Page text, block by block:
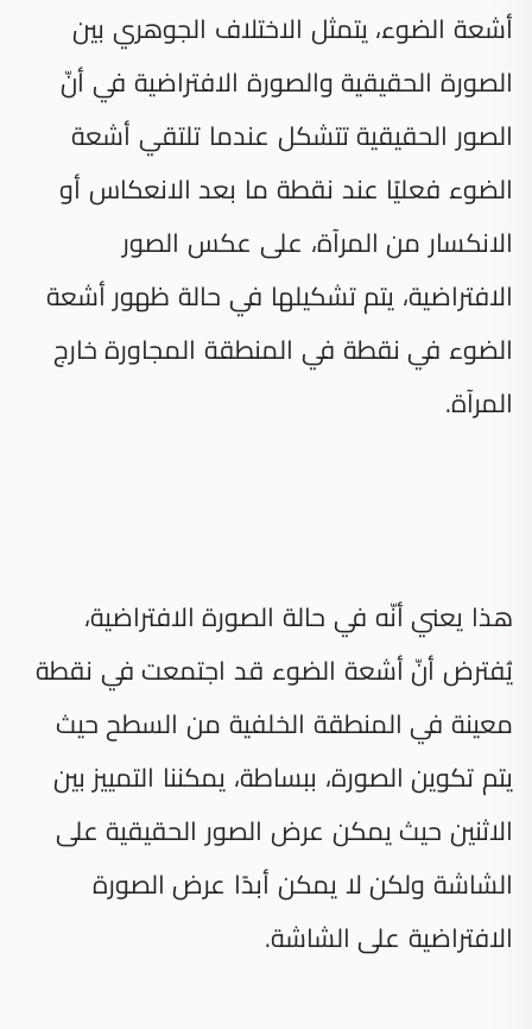
أشعة الضوء، يتمثل الاختلاف الجوهري بين
الصورة الحقيقية والصورة الافتراضية في أنّ
الصور الحقيقية تتشكل عندما تلتقي أشعة
الضوء فعليًا عند نقطة ما بعد الانعكاس أو
الانكسار من المرآة، على عكس الصور
الافتراضية، يتم تشكيلها في حالة ظهور أشعة
الضوء في نقطة في المنطقة المجاورة خارج
المرآة.
هذا يعني أنّه في حالة الصورة الافتراضية،
يُفترض أنّ أشعة الضوء قد اجتمعت في نقطة
معينة في المنطقة الخلفية من السطح حيث
يتم تكوين الصورة، ببساطة، يمكننا التمييز بين
الاثنين حيث يمكن عرض الصور الحقيقية على
الشاشة ولكن لا يمكن أبدًا عرض الصورة
الافتراضية على الشاشة.